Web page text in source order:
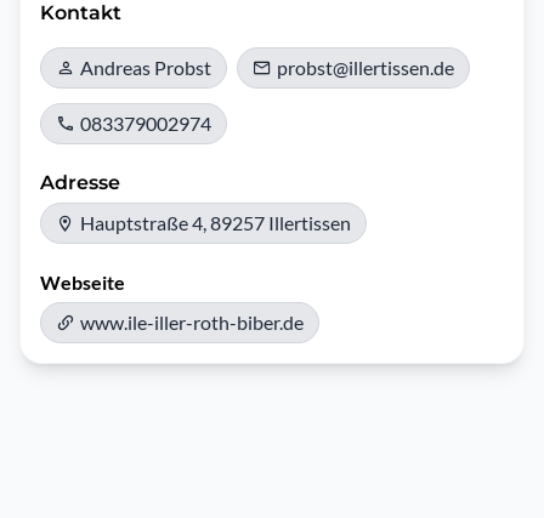
Kontakt
Andreas Probst probst@illertissen.de
083379002974
Adresse
Hauptstraße 4, 89257 Illertissen
Webseite
www.ile-iller-roth-biber.de